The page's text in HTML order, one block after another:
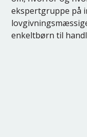
ekspertgruppe på
enkeltbørn til